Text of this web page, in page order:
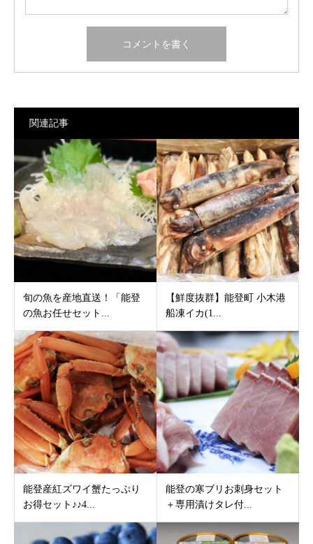
関連記事
旬の魚を産地直送！「能登
の魚お任せセット...
【鮮度抜群】能登町 小木港
船凍イカ(1...
能登産紅ズワイ蟹たっぷり
お得セット♪♪4...
能登の寒ブリお刺身セット
＋専用漬けタレ付...